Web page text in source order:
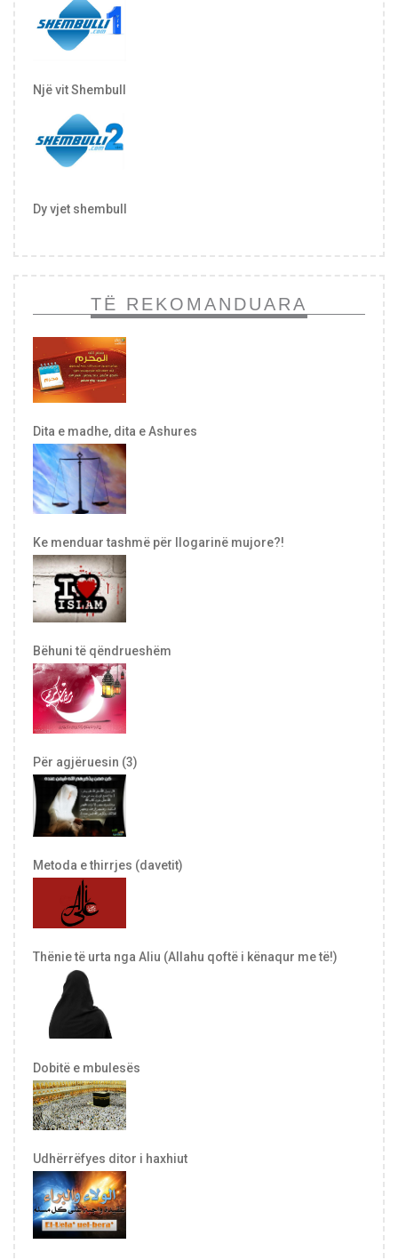
Një vit Shembull
Dy vjet shembull
TË REKOMANDUARA
Dita e madhe, dita e Ashures
Ke menduar tashmë për llogarinë mujore?!
Bëhuni të qëndrueshëm
Për agjëruesin (3)
Metoda e thirrjes (davetit)
Thënie të urta nga Aliu (Allahu qoftë i kënaqur me të!)
Dobitë e mbulesës
Udhërrëfyes ditor i haxhiut